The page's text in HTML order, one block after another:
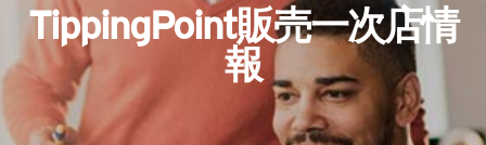
TippingPoint販売一次店情
報